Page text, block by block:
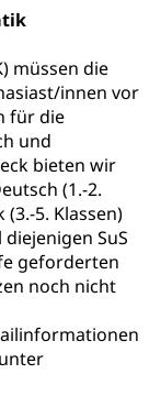
müssen die
innen vor
für die
und
bieten wir
(1.-2.
5. Klassen)
SuS
geforderten
noch nicht
Luzern)
Erbe,